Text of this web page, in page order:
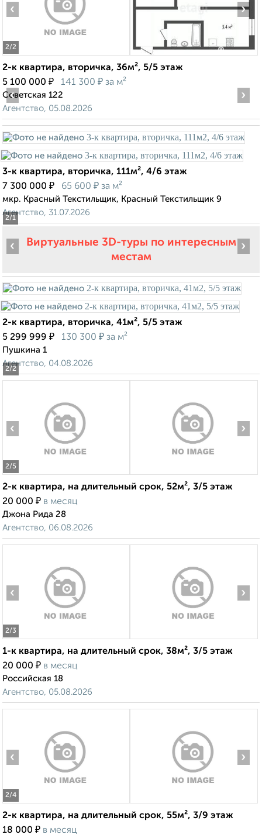
2/2
‹ ›
2-к квартира, вторичка, 36м², 5/5 этаж
5 100 000 ₽ 141 300 ₽ за м²
Советская 122
Агентство, 05.08.2026
2/1
‹ ›
3-к квартира, вторичка, 111м², 4/6 этаж
7 300 000 ₽ 65 600 ₽ за м²
мкр. Красный Текстильщик, Красный Текстильщик 9
Агентство, 31.07.2026
Виртуальные 3D-туры по интересным
местам
2/2
‹ ›
2-к квартира, вторичка, 41м², 5/5 этаж
5 299 999 ₽ 130 300 ₽ за м²
Пушкина 1
Агентство, 04.08.2026
2/5
‹ ›
2-к квартира, на длительный срок, 52м², 3/5 этаж
20 000 ₽ в месяц
Джона Рида 28
Агентство, 06.08.2026
2/3
‹ ›
1-к квартира, на длительный срок, 38м², 3/5 этаж
20 000 ₽ в месяц
Российская 18
Агентство, 05.08.2026
2/4
‹ ›
2-к квартира, на длительный срок, 55м², 3/9 этаж
18 000 ₽ в месяц